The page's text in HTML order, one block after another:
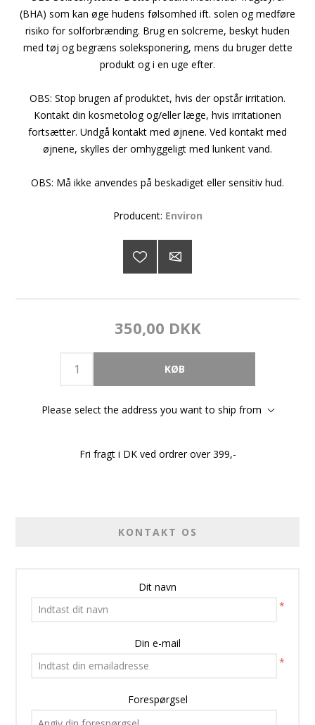
(BHA) som kan øge hudens følsomhed ift. solen og medføre
risiko for solforbrænding. Brug en solcreme, beskyt huden
med tøj og begræns soleksponering, mens du bruger dette
produkt og i en uge efter.
OBS: Stop brugen af produktet, hvis der opstår irritation.
Kontakt din kosmetolog og/eller læge, hvis irritationen
fortsætter. Undgå kontakt med øjnene. Ved kontakt med
øjnene, skylles der omhyggeligt med lunkent vand.
OBS: Må ikke anvendes på beskadiget eller sensitiv hud.
Producent: Environ
350,00 DKK
Please select the address you want to ship from
Fri fragt i DK ved ordrer over 399,-
KONTAKT OS
Dit navn
*
Din e-mail
*
Forespørgsel